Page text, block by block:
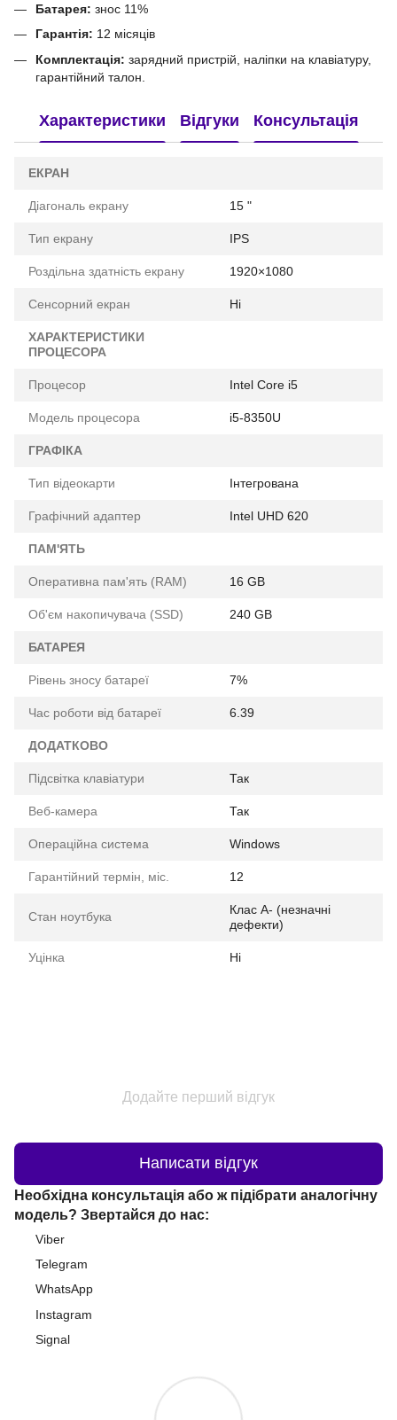
Батарея: знос 11%
Гарантія: 12 місяців
Комплектація: зарядний пристрій, наліпки на клавіатуру,
гарантійний талон.
Характеристики Відгуки Консультація
ЕКРАН
Діагональ екрану 15 "
Тип екрану IPS
Роздільна здатність екрану 1920×1080
Сенсорний екран Ні
ХАРАКТЕРИСТИКИ
ПРОЦЕСОРА
Процесор Intel Core i5
Модель процесора i5-8350U
ГРАФІКА
Тип відеокарти Інтегрована
Графічний адаптер Intel UHD 620
ПАМ'ЯТЬ
Оперативна пам'ять (RAM) 16 GB
Об'єм накопичувача (SSD) 240 GB
БАТАРЕЯ
Рівень зносу батареї 7%
Час роботи від батареї 6.39
ДОДАТКОВО
Підсвітка клавіатури Так
Веб-камера Так
Операційна система Windows
Гарантійний термін, міс. 12
Стан ноутбука
Клас A- (незначні
дефекти)
Уцінка Ні
Додайте перший відгук
Написати відгук
Необхідна консультація або ж підібрати аналогічну
модель? Звертайся до нас:
Viber
Telegram
WhatsApp
Instagram
Signal